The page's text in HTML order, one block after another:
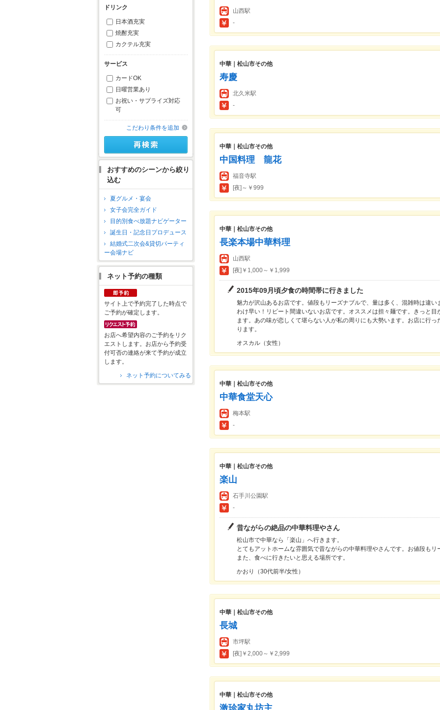
ドリンク
日本酒充実
焼酎充実
カクテル充実
サービス
カードOK
日曜営業あり
お祝い・サプライズ対応
可
こだわり条件を追加
おすすめのシーンから絞り
込む
夏グルメ・宴会
女子会完全ガイド
目的別食べ放題ナビゲーター
誕生日・記念日プロデュース
結婚式二次会&貸切パーティ
ー会場ナビ
ネット予約の種類
サイト上で予約完了した時点で
ご予約が確定します。
お店へ希望内容のご予約をリク
エストします。お店から予約受
付可否の連絡が来て予約が成立
します。
ネット予約についてみる
山西駅
-
中華｜松山市その他
寿慶
北久米駅
-
中華｜松山市その他
中国料理 龍花
福音寺駅
[夜]～￥999
中華｜松山市その他
長楽本場中華料理
山西駅
[夜]￥1,000～￥1,999
2015年09月頃夕食の時間帯に行きました
魅力が沢山あるお店です。値段もリーズナブルで、量は多く、混雑時は違
わけ早い！リピート間違いないお店です。オススメは担々麺です。きっと
ます。あの味が恋しくて堪らない人が私の周りにも大勢います。お店に行
ります。
オスカル（女性）
中華｜松山市その他
中華食堂天心
梅本駅
-
中華｜松山市その他
楽山
石手川公園駅
-
昔ながらの絶品の中華料理やさん
松山市で中華なら「楽山」へ行きます。
とてもアットホームな雰囲気で昔ながらの中華料理やさんです。お値段も
また、食べに行きたいと思える場所です。
かおり（30代前半/女性）
中華｜松山市その他
長城
市坪駅
[夜]￥2,000～￥2,999
中華｜松山市その他
激珍家丸坊主